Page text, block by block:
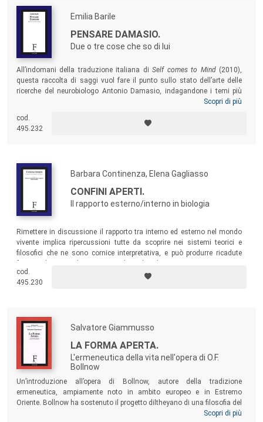
Emilia Barile
PENSARE DAMASIO.
Due o tre cose che so di lui
All’indomani della traduzione italiana diSelf comes to Mind(2010),
questa raccolta di saggi vuol fare il punto sullo stato dell’arte delle
ricerche del neurobiologo Antonio Damasio, indagandone i temi più
controversi: la definizione e la classificazione delle emozioni, la
sul concetto di ‘rappresentazione mentale’, il superamento del nuovo
dualismo neuroscientifico corpo/cervello.
Scopri di più
cod.
495.232
Barbara Continenza, Elena Gagliasso
CONFINI APERTI.
Il rapporto esterno/interno in biologia
Rimettere in discussione il rapporto tra interno ed esterno nel mondo
vivente implica ripercussioni tutte da scoprire nei sistemi teorici e
filosofici che ne sono cornice interpretativa, e può produrre ricadute
cod.
495.230
Salvatore Giammusso
LA FORMA APERTA.
L'ermeneutica della vita nell'opera di O.F.
Bollnow
Un’introduzione all’opera di Bollnow, autore della tradizione
ermeneutica, ampiamente noto in ambito europeo e in Estremo
Oriente. Bollnow ha sostenuto il progetto diltheyano di una filosofia del
mondo storico, confrontandolo con le correnti filosofiche dominanti
Scopri di più